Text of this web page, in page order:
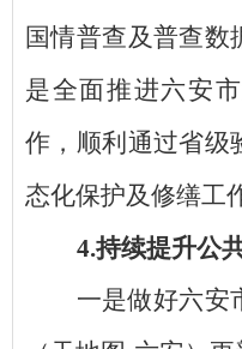
国情普查及普查数
是全面推进六安
作，顺利通过省级
态化保护及修缮工
4.持续提升公
一是做好六安